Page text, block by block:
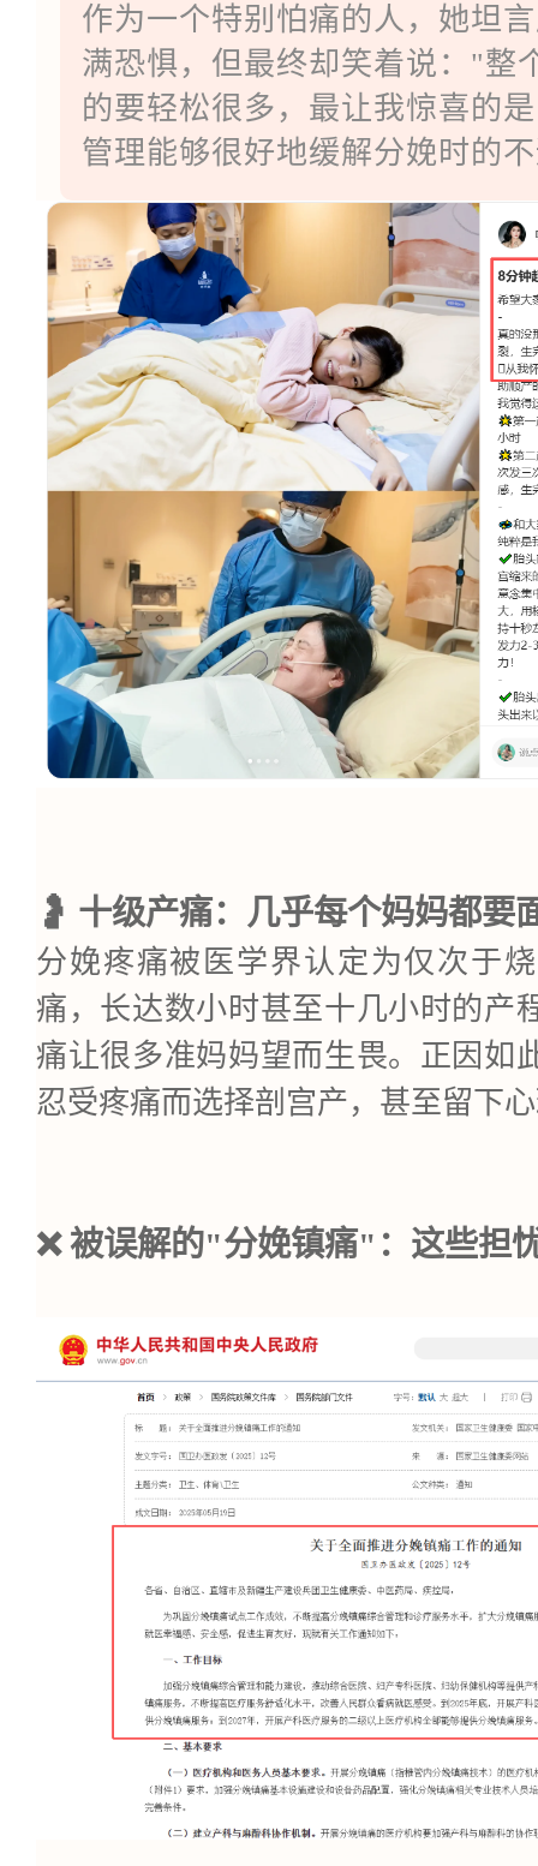
作为一个特别怕痛的人，她坦
满恐惧，但最终却笑着说："整
的要轻松很多，最让我惊喜的
管理能够很好地缓解分娩时的
🤰 十级产痛：几乎每个妈妈都要
分娩疼痛被医学界认定为仅次于
痛，长达数小时甚至十几小时的产
痛让很多准妈妈望而生畏。正因如
忍受疼痛而选择剖宫产，甚至留下
❌ 被误解的"分娩镇痛"：这些担